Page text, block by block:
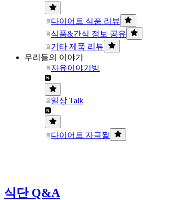
다이어트 식품 리뷰
식품&간식 정보 공유
기타 제품 리뷰
우리들의 이야기
자유이야기방
일상 Talk
다이어트 자극짤
식단 Q&A